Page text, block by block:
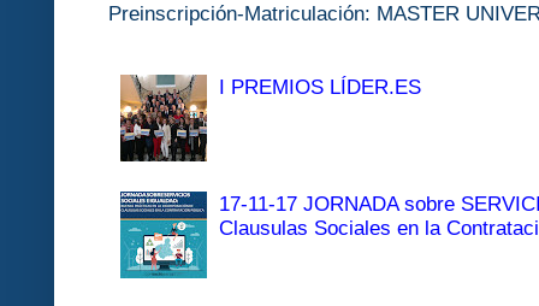
Preinscripción-Matriculación: MASTER
I PREMIOS LÍDER.ES
17-11-17 JORNADA sobre
Clausulas Sociales en la